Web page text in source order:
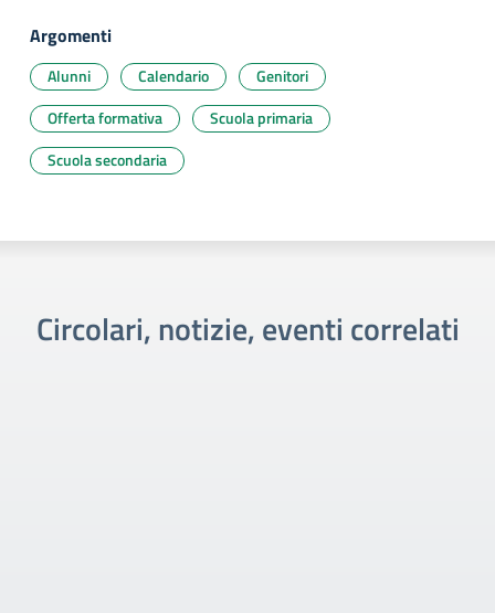
Argomenti
Alunni Calendario
Genitori
Offerta formativa
Scuola primaria
Scuola secondaria
Circolari, notizie, eventi correlati